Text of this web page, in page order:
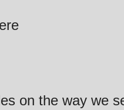
on the way we